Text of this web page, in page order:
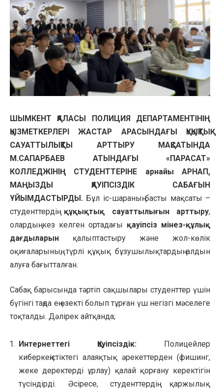
ШЫМКЕНТ ҚАЛАСЫ ПОЛИЦИЯ ДЕПАРТАМЕНТІНІҢ
ҚЫЗМЕТКЕРЛЕРІ ЖАСТАР АРАСЫНДАҒЫ ҚҰҚЫҚТЫҚ
САУАТТЫЛЫҚТЫ АРТТЫРУ МАҚСАТЫНДА
М.САПАРБАЕВ АТЫНДАҒЫ «ПАРАСАТ»
КОЛЛЕДЖІНІҢ СТУДЕНТТЕРІНЕ арнайы АРНАП,
МАҢЫЗДЫ ҚАУІПСІЗДІК САБАҒЫН
ҰЙЫМДАСТЫРДЫ. Бұл іс-шараның басты мақсаты –
студенттердің құқықтық сауаттылығын арттыру,
олардың кез келген ортадағы қауіпсіз мінез-құлық
дағдыларын қалыптастыру және жол-көлік
оқиғаларының, түрлі құқық бұзушылықтардың алдын
алуға бағытталған.
Сабақ барысында тәртіп сақшылары студенттер үшін
бүгінгі таңда ең өзекті болып тұрған үш негізгі мәселеге
тоқталды. Дәлірек айтқанда;
Интернеттегі Қауіпсіздік: Полицейлер
киберкеңістіктегі алаяқтық әрекеттерден (фишинг,
жеке деректерді ұрлау) қалай қорғану керектігін
түсіндірді. Әсіресе, студенттердің қаржылық